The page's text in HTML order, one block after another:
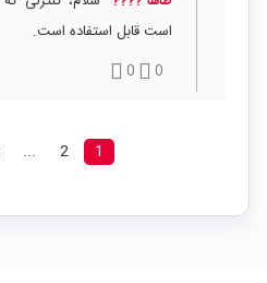
است قابل استفاده است.
0
0
1
2
...